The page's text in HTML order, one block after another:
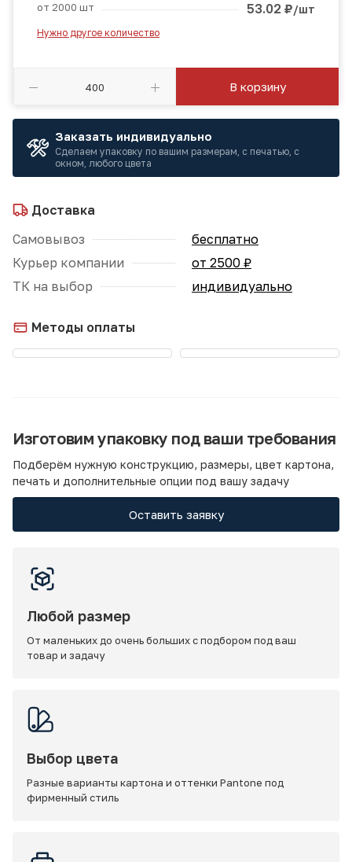
от 2000 шт 53.02 ₽/шт
Нужно другое количество
В корзину
Заказать индивидуально
Сделаем упаковку по вашим размерам, с печатью, с
окном, любого цвета
Доставка
Самовывоз
бесплатно
Курьер компании
от 2500 ₽
ТК на выбор
индивидуально
Методы оплаты
Изготовим упаковку под ваши требования
Подберём нужную конструкцию, размеры, цвет картона,
печать и дополнительные опции под вашу задачу
Оставить заявку
Любой размер
От маленьких до очень больших с подбором под ваш
товар и задачу
Выбор цвета
Разные варианты картона и оттенки Pantone под
фирменный стиль